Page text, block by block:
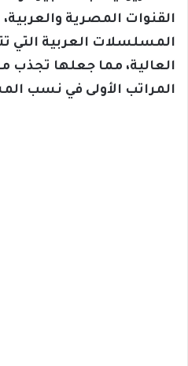
القنوات المصرية
المسلسلات العربية التي
العالية، مما جعلها تجذب
المراتب الأولى في نسب